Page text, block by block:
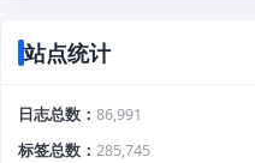
站点统计
日志总数 86,991
标签总数
285,745